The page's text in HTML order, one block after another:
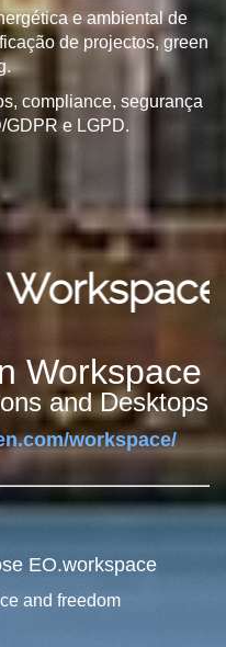
e ambiental de
de projectos, green
compliance, segurança
GDPR e LGPD.
Workspace
and Desktops
workspace/
EO.workspace
and freedom